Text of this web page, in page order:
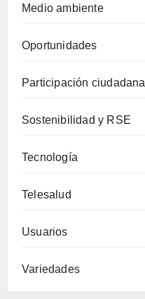
Medio ambiente
Oportunidades
Participación ciudadana
Sostenibilidad y RSE
Tecnología
Telesalud
Usuarios
Variedades